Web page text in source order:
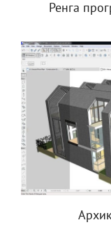
Ренга